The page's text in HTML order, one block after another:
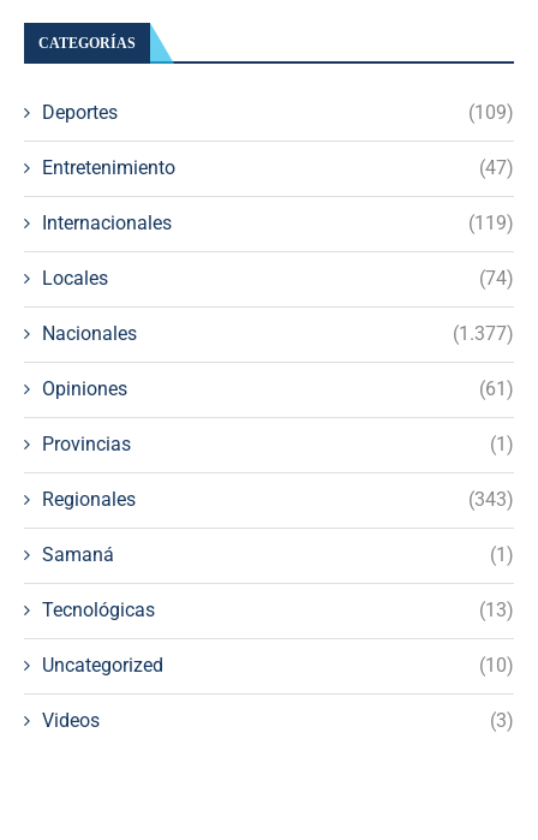
CATEGORÍAS
Deportes (109)
Entretenimiento (47)
Internacionales (119)
Locales (74)
Nacionales (1.377)
Opiniones (61)
Provincias (1)
Regionales (343)
Samaná (1)
Tecnológicas (13)
Uncategorized (10)
Videos (3)